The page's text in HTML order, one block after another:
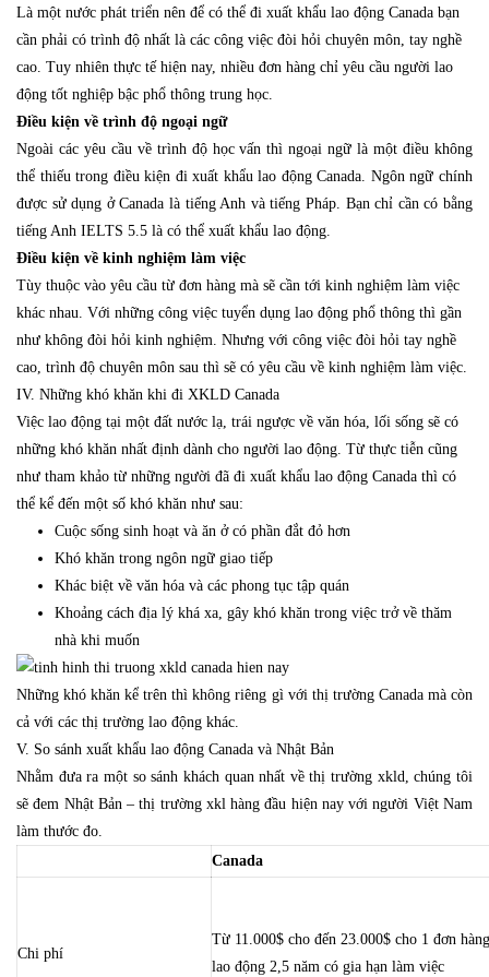
Là một nước phát triển nên để có thể đi xuất khẩu lao động Canada bạn
cần phải có trình độ nhất là các công việc đòi hỏi chuyên môn, tay nghề
cao. Tuy nhiên thực tế hiện nay, nhiều đơn hàng chỉ yêu cầu người lao
động tốt nghiệp bậc phổ thông trung học.
Điều kiện về trình độ ngoại ngữ
Ngoài các yêu cầu về trình độ học vấn thì ngoại ngữ là một điều không
thể thiếu trong điều kiện đi xuất khẩu lao động Canada. Ngôn ngữ chính
được sử dụng ở Canada là tiếng Anh và tiếng Pháp. Bạn chỉ cần có bằng
tiếng Anh IELTS 5.5 là có thể xuất khẩu lao động.
Điều kiện về kinh nghiệm làm việc
Tùy thuộc vào yêu cầu từ đơn hàng mà sẽ cần tới kinh nghiệm làm việc
khác nhau. Với những công việc tuyển dụng lao động phổ thông thì gần
như không đòi hỏi kinh nghiệm. Nhưng với công việc đòi hỏi tay nghề
cao, trình độ chuyên môn sau thì sẽ có yêu cầu về kinh nghiệm làm việc.
IV. Những khó khăn khi đi XKLD Canada
Việc lao động tại một đất nước lạ, trái ngược về văn hóa, lối sống sẽ có
những khó khăn nhất định dành cho người lao động. Từ thực tiễn cũng
như tham khảo từ những người đã đi xuất khẩu lao động Canada thì có
thể kể đến một số khó khăn như sau:
Cuộc sống sinh hoạt và ăn ở có phần đắt đỏ hơn
Khó khăn trong ngôn ngữ giao tiếp
Khác biệt về văn hóa và các phong tục tập quán
Khoảng cách địa lý khá xa, gây khó khăn trong việc trở về thăm
nhà khi muốn
Những khó khăn kể trên thì không riêng gì với thị trường Canada mà còn
cả với các thị trường lao động khác.
V. So sánh xuất khẩu lao động Canada và Nhật Bản
Nhằm đưa ra một so sánh khách quan nhất về thị trường xkld, chúng tôi
sẽ đem Nhật Bản – thị trường xkl hàng đầu hiện nay với người Việt Nam
làm thước đo.
Canada
Chi phí
Từ 11.000$ cho đến 23.000$ cho 1 đơn hàng
lao động 2,5 năm có gia hạn làm việc